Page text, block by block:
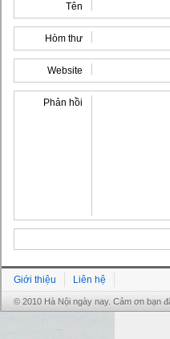
Tên
Hòm thư
Website
Phản hồi
Giới thiệu Liên hệ
© 2010 Hà Nội ngày nay. Cảm ơn bạn